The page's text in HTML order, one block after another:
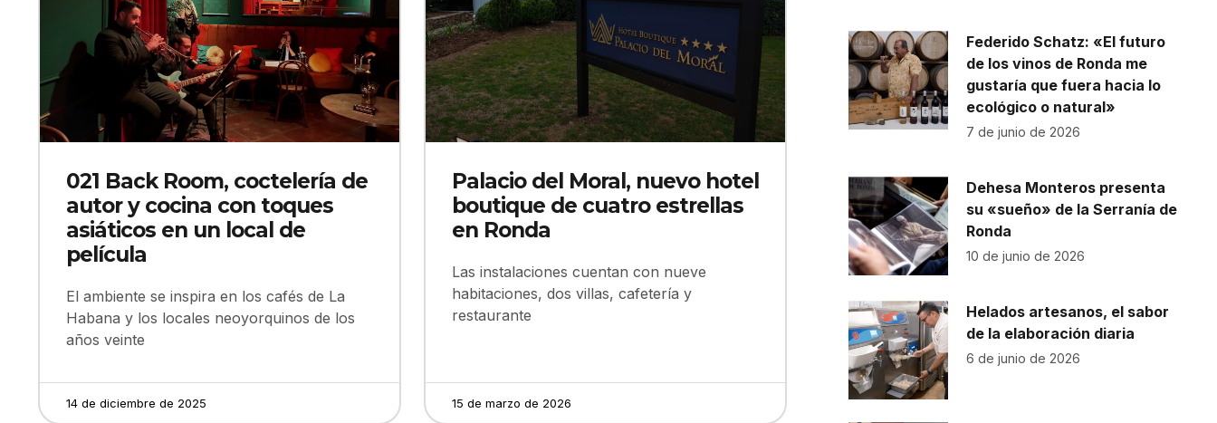
021 Back Room, coctelería de
autor y cocina con toques
asiáticos en un local de
película
El ambiente se inspira en los cafés de La
Habana y los locales neoyorquinos de los
años veinte
14 de diciembre de 2025
Palacio del Moral, nuevo hotel
boutique de cuatro estrellas
en Ronda
Las instalaciones cuentan con nueve
habitaciones, dos villas, cafetería y
restaurante
15 de marzo de 2026
Federido Schatz: «El futuro
de los vinos de Ronda me
gustaría que fuera hacia lo
ecológico o natural»
7 de junio de 2026
Dehesa Monteros presenta
su «sueño» de la Serranía de
Ronda
10 de junio de 2026
Helados artesanos, el sabor
de la elaboración diaria
6 de junio de 2026